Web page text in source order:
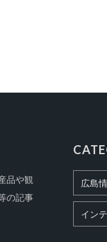
品や観
の記事
広島
イン